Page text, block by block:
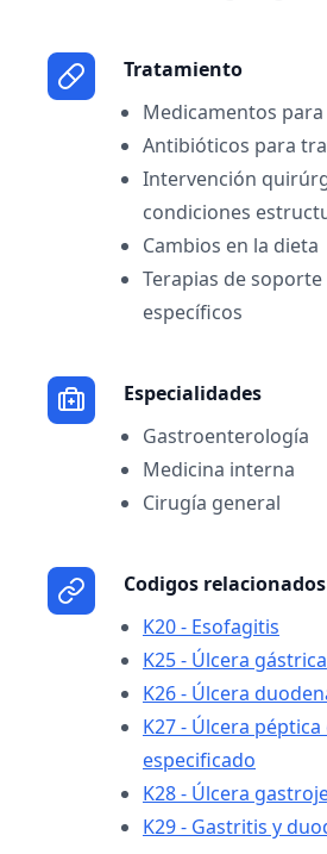
Tratamiento
Medicamentos
Antibióticos para
Intervención
condiciones
Cambios en la dieta
Terapias de
específicos
Especialidades
Gastroenterología
Medicina interna
Cirugía general
Codigos relacionados
K20 - Esofagitis
K25 - Úlcera gástrica
K26 - Úlcera
K27 - Úlcera
especificado
K28 - Úlcera
K29 - Gastritis y